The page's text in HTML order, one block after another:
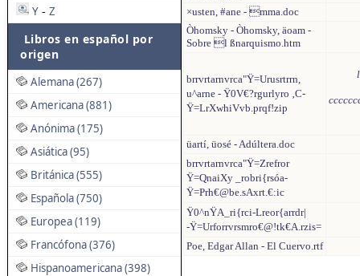
Y - Z
Libros en español por
origen
Alemana (267)
Americana (881)
Anónima (175)
Asiática (95)
Británica (555)
Española (750)
Europea (119)
Francófona (376)
Hispanoamericana (398)
×usten, #ane - mma.doc
Òhomsky - Òhomsky, äoam -
Sobre l ßnarquismo.htm
brrvrtarnvrca"Ÿ=Urusrtrrn,
u^arne - Ÿ0V€?rgurlyro ‚C-
Ÿ=LrXwhiVvb.prqf!zip
üartí, üosé - Adúltera.doc
brrvrtarnvrca"Ÿ=Zrefror
Ÿ=QnaiXy _robri{rsóa-
Ÿ=Prh€@be.sAxrt.€:ic
Ÿ0^nŸA_ri{rci-Lreor{arrdr|
-Ÿ=Urforrvrsmro€@!tk€A.rzis=
Poe, Edgar Allan - El Cuervo.rtf